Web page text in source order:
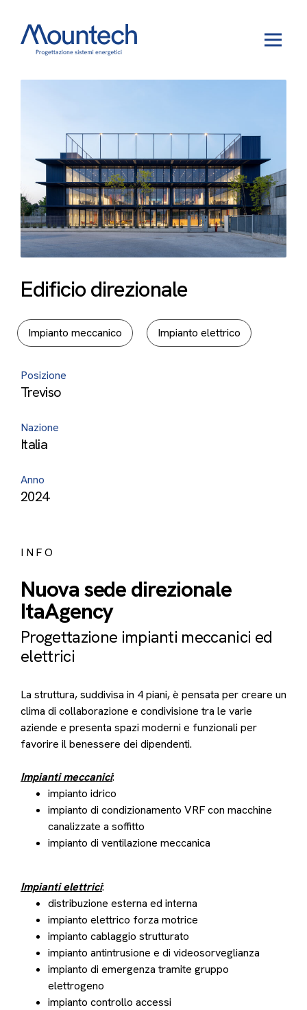
Edificio direzionale
Impianto meccanico Impianto elettrico
Posizione
Treviso
Nazione
Italia
Anno
2024
INFO
Nuova sede direzionale
ItaAgency
Progettazione impianti meccanici ed
elettrici
La struttura, suddivisa in 4 piani, è pensata per creare un
clima di collaborazione e condivisione tra le varie
aziende e presenta spazi moderni e funzionali per
favorire il benessere dei dipendenti.
Impianti meccanici:
impianto idrico
impianto di condizionamento VRF con macchine
canalizzate a soffitto
impianto di ventilazione meccanica
Impianti elettrici:
distribuzione esterna ed interna
impianto elettrico forza motrice
impianto cablaggio strutturato
impianto antintrusione e di videosorveglianza
impianto di emergenza tramite gruppo
elettrogeno
impianto controllo accessi